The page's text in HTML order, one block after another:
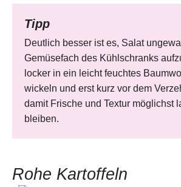
Tipp
Deutlich besser ist es, Salat
Gemüsefach des Kühlschranks
locker in ein leicht feuchtes
wickeln und erst kurz vor dem
damit Frische und Textur möglichst
bleiben.
Rohe Kartoffeln